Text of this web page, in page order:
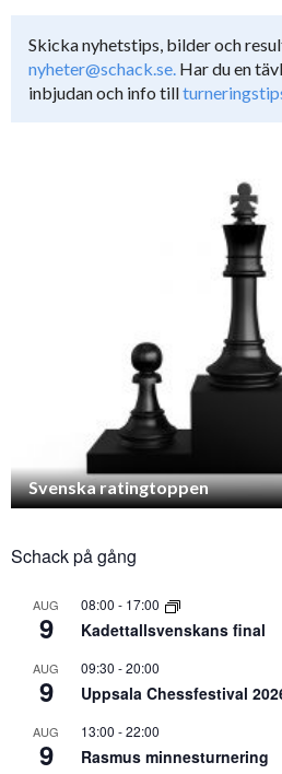
Skicka nyhetstips, bilder och
nyheter@schack.se. Har du en
inbjudan och info till
Svenska ratingtoppen
Schack på gång
AUG
9
08:00 - 17:00
Kadettallsvenskans final
AUG
9
09:30 -20:00
Uppsala Chessfestival
AUG
9
13:00 -22:00
Rasmus minnesturnering